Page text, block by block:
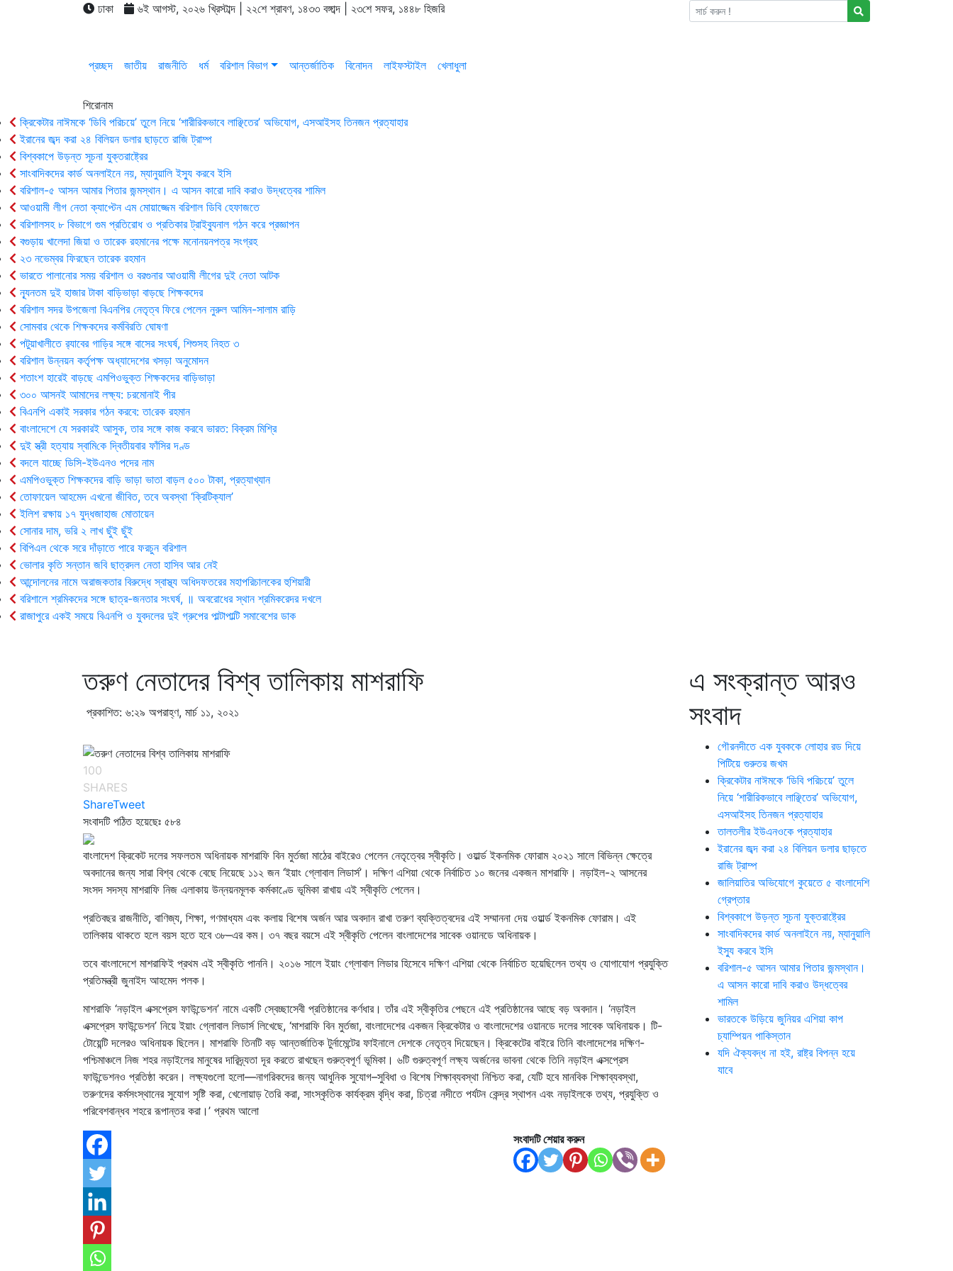
ঢাকা ৬ই আগস্ট, ২০২৬ খ্রিস্টাব্দ | ২২শে শ্রাবণ, ১৪৩৩ বঙ্গাব্দ | ২৩শে সফর, ১৪৪৮ হিজরি
প্রচ্ছদ জাতীয় রাজনীতি ধর্ম বরিশাল বিভাগ আন্তর্জাতিক বিনোদন লাইফস্টাইল খেলাধুলা
শিরোনাম
ক্রিকেটার নাঈমকে ‘ডিবি পরিচয়ে’ তুলে নিয়ে ‘শারীরিকভাবে লাঞ্ছিতের’ অভিযোগ, এসআইসহ তিনজন প্রত্যাহার
ইরানের জব্দ করা ২৪ বিলিয়ন ডলার ছাড়তে রাজি ট্রাম্প
বিশ্বকাপে উড়ন্ত সূচনা যুক্তরাষ্ট্রের
সাংবাদিকদের কার্ড অনলাইনে নয়, ম্যানুয়ালি ইস্যু করবে ইসি
বরিশাল-৫ আসন আমার পিতার জন্মস্থান। এ আসন কারো দাবি করাও উদ্ধত্বের শামিল
আওয়ামী লীগ নেতা ক্যাপ্টেন এম মোয়াজ্জেম বরিশাল ডিবি হেফাজতে
বরিশালসহ ৮ বিভাগে গুম প্রতিরোধ ও প্রতিকার ট্রাইব্যুনাল গঠন করে প্রজ্ঞাপন
বগুড়ায় খালেদা জিয়া ও তারেক রহমানের পক্ষে মনোনয়নপত্র সংগ্রহ
২৩ নভেম্বর ফিরছেন তারেক রহমান
ভারতে পালানোর সময় ব‌রিশাল ও বরগুনার আওয়ামী লীগের দুই নেতা আটক
ন্যূনতম দুই হাজার টাকা বাড়িভাড়া বাড়ছে শিক্ষকদের
বরিশাল সদর উপজেলা বিএনপির নেতৃত্ব ফিরে পেলেন নুরুল আমিন-সালাম রাড়ি
সোমবার থেকে শিক্ষকদের কর্মবিরতি ঘোষণা
পটুয়াখালীতে র‍্যাবের গাড়ির সঙ্গে বাসের সংঘর্ষ, শিশুসহ নিহত ৩
বরিশাল উন্নয়ন কর্তৃপক্ষ অধ্যাদেশের খসড়া অনুমোদন
শতাংশ হারেই বাড়ছে এমপিওভুক্ত শিক্ষকদের বাড়িভাড়া
৩০০ আসনই আমাদের লক্ষ্য: চরমোনাই পীর
বিএনপি একাই সরকার গঠন করবে: তা‌রেক রহমান
বাংলাদেশে যে সরকারই আসুক, তার সঙ্গে কাজ করবে ভারত: বিক্রম মিশ্রি
দুই স্ত্রী হত্যায় স্বা‌মি‌কে দ্বিতীয়বার ফাঁসির দণ্ড
বদলে যাচ্ছে ডিসি-ইউএনও পদের নাম
এমপিওভুক্ত শিক্ষকদের বাড়ি ভাড়া ভাতা বাড়ল ৫০০ টাকা, প্রত্যাখ্যান
তোফায়েল আহমেদ এখনো জীবিত, তবে অবস্থা ‘ক্রিটিক্যাল’
ইলিশ রক্ষায় ১৭ যুদ্ধজাহাজ মোতায়েন
সোনার দাম, ভরি ২ লাখ ছুঁই ছুঁই
বিপিএল থেকে সরে দাঁড়াতে পারে ফরচুন বরিশাল
ভোলার কৃ‌তি সন্তান জবি ছাত্রদল নেতা হাসিব আর নেই
আন্দোলনের নামে অরাজকতার বিরুদ্ধে স্বাস্থ্য অধিদফতরের মহাপরিচালকের হুশিয়ারী
বরিশালে শ্রমিকদের সঙ্গে ছাত্র-জনতার সংঘর্ষ, ॥ অবরোধের স্থান শ্রমিকরেদর দখলে
রাজাপুরে একই সময়ে বিএনপি ও যুবদলের দুই গ্রুপের পাল্টাপাল্টি সমাবেশের ডাক
তরুণ নেতাদের বিশ্ব তালিকায় মাশরাফি
প্রকাশিত: ৬:২৯ অপরাহ্ণ, মার্চ ১১, ২০২১
100
SHARES
ShareTweet
সংবাদটি পঠিত হয়েছেঃ ৫৮৪
বাংলাদেশ ক্রিকেট দলের সফলতম অধিনায়ক মাশরাফি বিন মুর্তজা মাঠের বাইরেও পেলেন নেতৃত্বের স্বীকৃতি। ওয়ার্ল্ড ইকনমিক ফোরাম ২০২১ সালে বিভিন্ন ক্ষেত্রে
অবদানের জন্য সারা বিশ্ব থেকে বেছে নিয়েছে ১১২ জন ‘ইয়াং গ্লোবাল লিডার্স’। দক্ষিণ এশিয়া থেকে নির্বাচিত ১০ জনের একজন মাশরাফি। নড়াইল-২ আসনের
সংসদ সদস্য মাশরাফি নিজ এলাকায় উন্নয়নমূলক কর্মকাণ্ডে ভূমিকা রাখায় এই স্বীকৃতি পেলেন।
প্রতিবছর রাজনীতি, বাণিজ্য, শিক্ষা, গণমাধ্যম এবং কলায় বিশেষ অর্জন আর অবদান রাখা তরুণ ব্যক্তিত্বদের এই সম্মাননা দেয় ওয়ার্ল্ড ইকনমিক ফোরাম। এই
তালিকায় থাকতে হলে বয়স হতে হবে ৩৮–এর কম। ৩৭ বছর বয়সে এই স্বীকৃতি পেলেন বাংলাদেশের সাবেক ওয়ানডে অধিনায়ক।
তবে বাংলাদেশে মাশরাফিই প্রথম এই স্বীকৃতি পাননি। ২০১৬ সালে ইয়াং গ্লোবাল লিডার হিসেবে দক্ষিণ এশিয়া থেকে নির্বাচিত হয়েছিলেন তথ্য ও যোগাযোগ প্রযুক্তি
প্রতিমন্ত্রী জুনাইদ আহমেদ পলক।
মাশরাফি ‘নড়াইল এক্সপ্রেস ফাউন্ডেশন’ নামে একটি স্বেচ্ছাসেবী প্রতিষ্ঠানের কর্ণধার। তাঁর এই স্বীকৃতির পেছনে এই প্রতিষ্ঠানের আছে বড় অবদান। ‘নড়াইল
এক্সপ্রেস ফাউন্ডেশন’ নিয়ে ইয়াং গ্লোবাল লিডার্স লিখেছে, ‘মাশরাফি বিন মুর্তজা, বাংলাদেশের একজন ক্রিকেটার ও বাংলাদেশের ওয়ানডে দলের সাবেক অধিনায়ক। টি-
টোয়েন্টি দলেরও অধিনায়ক ছিলেন। মাশরাফি তিনটি বড় আন্তর্জাতিক টুর্নামেন্টের ফাইনালে দেশকে নেতৃত্ব দিয়েছেন। ক্রিকেটের বাইরে তিনি বাংলাদেশের দক্ষিণ-
পশ্চিমাঞ্চলে নিজ শহর নড়াইলের মানুষের দারিদ্র্যতা দূর করতে রাখছেন গুরুত্বপূর্ণ ভূমিকা। ৬টি গুরুত্বপূর্ণ লক্ষ্য অর্জনের ভাবনা থেকে তিনি নড়াইল এক্সপ্রেস
ফাউন্ডেশনও প্রতিষ্ঠা করেন। লক্ষ্যগুলো হলো—নাগরিকদের জন্য আধুনিক সুযোগ–সুবিধা ও বিশেষ শিক্ষাব্যবস্থা নিশ্চিত করা, যেটি হবে মানবিক শিক্ষাব্যবস্থা,
তরুণদের কর্মসংস্থানের সুযোগ সৃষ্টি করা, খেলোয়াড় তৈরি করা, সাংস্কৃতিক কার্যক্রম বৃদ্ধি করা, চিত্রা নদীতে পর্যটন কেন্দ্র স্থাপন এবং নড়াইলকে তথ্য, প্রযুক্তি ও
পরিবেশবান্ধব শহরে রূপান্তর করা।’ প্রথম আলো
সংবাদটি শেয়ার করুন
এ সংক্রান্ত আরও
সংবাদ
গৌরনদীতে এক যুবককে লোহার রড দিয়ে
পিটিয়ে গুরুতর জখম
ক্রিকেটার নাঈমকে ‘ডিবি পরিচয়ে’ তুলে
নিয়ে ‘শারীরিকভাবে লাঞ্ছিতের’ অভিযোগ,
এসআইসহ তিনজন প্রত্যাহার
তালতলীর ইউএনওকে প্রত্যাহার
ইরানের জব্দ করা ২৪ বিলিয়ন ডলার ছাড়তে
রাজি ট্রাম্প
জালিয়াতির অভিযোগে কুয়েতে ৫ বাংলাদেশি
গ্রেপ্তার
বিশ্বকাপে উড়ন্ত সূচনা যুক্তরাষ্ট্রের
সাংবাদিকদের কার্ড অনলাইনে নয়, ম্যানুয়ালি
ইস্যু করবে ইসি
বরিশাল-৫ আসন আমার পিতার জন্মস্থান।
এ আসন কারো দাবি করাও উদ্ধত্বের
শামিল
ভারতকে উড়িয়ে জুনিয়র এশিয়া কাপ
চ্যাম্পিয়ন পাকিস্তান
যদি ঐক্যবদ্ধ না হই, রাষ্ট্র বিপন্ন হয়ে
যাবে